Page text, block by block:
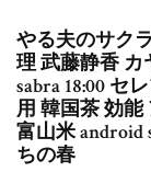
やる夫のサク
理 武藤静香 カ
sabra 18:00 セ
用 韓国茶 効能
富山米 android
ちの春